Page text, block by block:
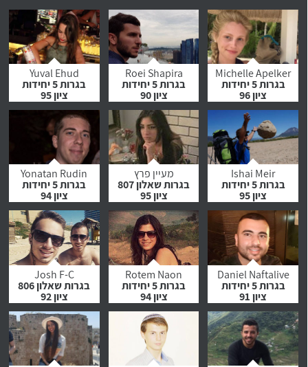
Michelle Apelker
בגרות 5 יחידות
ציון 96
לחץ לצפייה
בהמלצה
Roei Shapira
בגרות 5 יחידות
ציון 90
לחץ לצפייה
בהמלצה
Yuval Ehud
בגרות 5 יחידות
ציון 95
לחץ לצפייה
בהמלצה
Ishai Meir
בגרות 5 יחידות
ציון 95
לחץ לצפייה
בהמלצה
מעיין פרץ
בגרות שאלון 807
ציון 95
לחץ לצפייה
בהמלצה
Yonatan Rudin
בגרות 5 יחידות
ציון 94
לחץ לצפייה
בהמלצה
Daniel Naftalive
בגרות 5 יחידות
ציון 91
לחץ לצפייה
בהמלצה
Rotem Naon
בגרות 5 יחידות
ציון 94
לחץ לצפייה
בהמלצה
Josh F-C
בגרות שאלון 806
ציון 92
לחץ לצפייה
בהמלצה